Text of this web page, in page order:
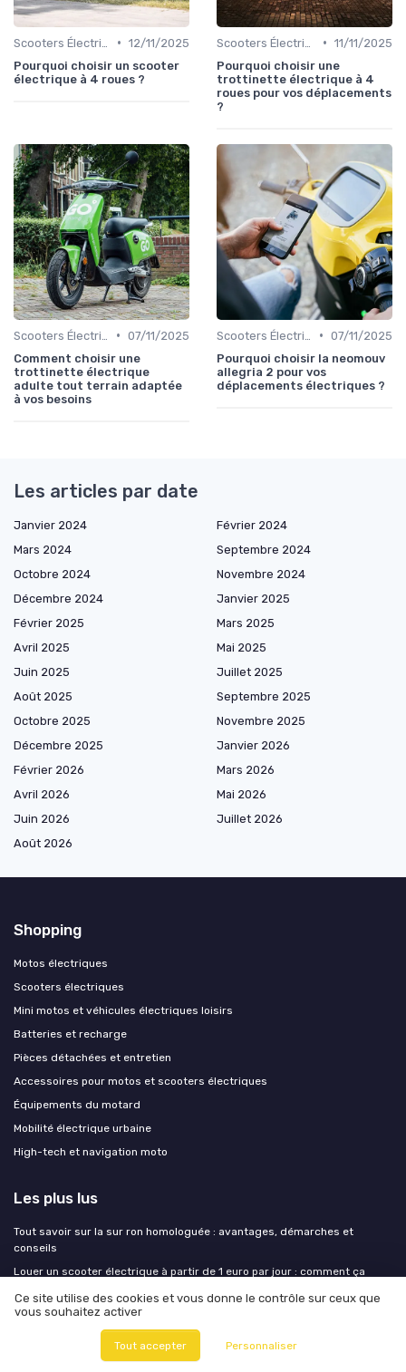
• 12/11/2025
Pourquoi choisir un scooter
électrique à 4 roues ?
• 11/11/2025
Pourquoi choisir une
trottinette électrique à 4
roues pour vos déplacements
?
• 07/11/2025
Comment choisir une
trottinette électrique
adulte tout terrain adaptée
à vos besoins
• 07/11/2025
Pourquoi choisir la neomouv
allegria 2 pour vos
déplacements électriques ?
Les articles par date
Janvier 2024
Février 2024
Mars 2024
Septembre 2024
Octobre 2024
Novembre 2024
Décembre 2024
Janvier 2025
Février 2025
Mars 2025
Avril 2025
Mai 2025
Juin 2025
Juillet 2025
Août 2025
Septembre 2025
Octobre 2025
Novembre 2025
Décembre 2025
Janvier 2026
Février 2026
Mars 2026
Avril 2026
Mai 2026
Juin 2026
Juillet 2026
Août 2026
Shopping
Motos électriques
Scooters électriques
Mini motos et véhicules électriques loisirs
Batteries et recharge
Pièces détachées et entretien
Accessoires pour motos et scooters électriques
Équipements du motard
Mobilité électrique urbaine
High-tech et navigation moto
Les plus lus
Tout savoir sur la sur ron homologuée : avantages, démarches et
conseils
Louer un scooter électrique à partir de 1 euro par jour : comment ça
Les motos électriques pour permis A2 : un choix moderne et écologique
Tout savoir sur le city coco : le scooter électrique qui séduit la ville
Test TODIMART X5S : une trottinette électrique puissante mais pas si «
Ce site utilise des cookies et vous donne le contrôle sur ceux que
vous souhaitez activer
Tout accepter Personnaliser